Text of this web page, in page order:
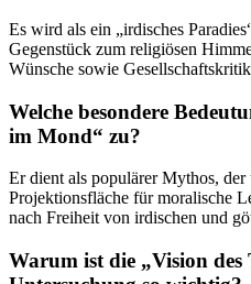
Es wird als ein „irdisches
Gegenstück zum religiösen
Wünsche sowie
Welche besondere
im Mond“ zu?
Er dient als populärer Mythos,
Projektionsfläche für moralische
nach Freiheit von irdischen und
Warum ist die „Vision